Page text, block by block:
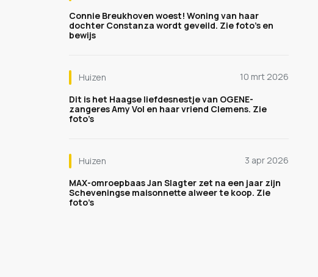
Connie Breukhoven woest! Woning van haar
dochter Constanza wordt geveild. Zie foto's en
bewijs
Huizen
10 mrt 2026
Dit is het Haagse liefdesnestje van OGENE-
zangeres Amy Vol en haar vriend Clemens. Zie
foto’s
Huizen
3 apr 2026
MAX-omroepbaas Jan Slagter zet na een jaar zijn
Scheveningse maisonnette alweer te koop. Zie
foto’s